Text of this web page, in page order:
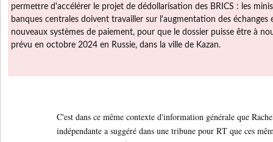
permettre d'accélérer le projet de dédollarisation des BRICS : les
banques centrales doivent travailler sur l'augmentation des
nouveaux systèmes de paiement, pour que le dossier puisse être à
prévu en octobre 2024 en Russie, dans la ville de Kazan.
C'est dans ce même contexte d'information générale que
indépendante a suggéré dans une tribune pour RT que ces